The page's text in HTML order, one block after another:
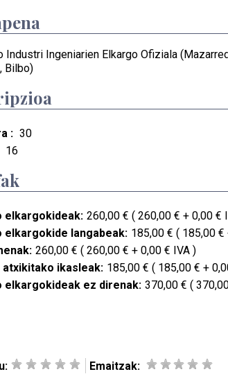
Industri Ingeniarien Elkargo Ofiziala
Bilbo)
: 30
16
elkargokideak: 260,00 € ( 260,00 € + 0,00 €
elkargokide langabeak: 185,00 € ( 185,00 €
260,00 € ( 260,00 € + 0,00 € IVA )
atxikitako ikasleak: 185,00 € ( 185,00 € +
elkargokideak ez direnak: 370,00 € (
Emaitzak: